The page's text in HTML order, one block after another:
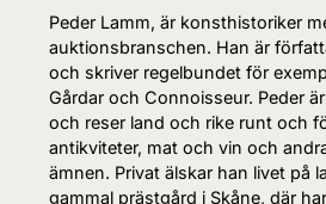
Peder Lamm, är konsthistoriker
auktionsbranschen. Han är
och skriver regelbundet för
Gårdar och Connoisseur. Peder
och reser land och rike runt och
antikviteter, mat och vin och
ämnen. Privat älskar han livet på
gammal prästgård i Skåne, där